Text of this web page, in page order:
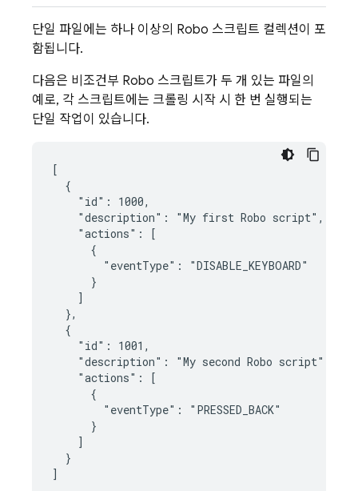
단일 파일에는 하나 이상의 Robo 스크립트 컬렉션이 포
함됩니다.
다음은 비조건부 Robo 스크립트가 두 개 있는 파일의
예로, 각 스크립트에는 크롤링 시작 시 한 번 실행되는
단일 작업이 있습니다.
[
  {
    "id": 1000,
    "description": "My first Robo script",
    "actions": [
      {
        "eventType": "DISABLE_KEYBOARD"
      }
    ]
  },
  {
    "id": 1001,
    "description": "My second Robo script",
    "actions": [
      {
        "eventType": "PRESSED_BACK"
      }
    ]
  }